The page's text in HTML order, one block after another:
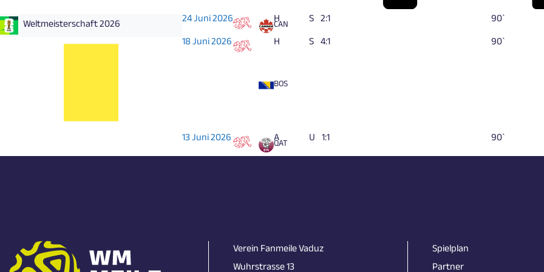
Weltmeisterschaft 2026 24 Juni 2026 CAN
H S 2:1
90`
18 Juni 2026
BOS
H S 4:1 90`
13 Juni 2026 QAT
A U 1:1 90`
Verein Fanmeile Vaduz
Wuhrstrasse 13
Spielplan
Partner